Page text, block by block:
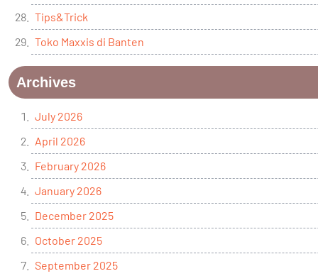
Tips&Trick
Toko Maxxis di Banten
Archives
July 2026
April 2026
February 2026
January 2026
December 2025
October 2025
September 2025